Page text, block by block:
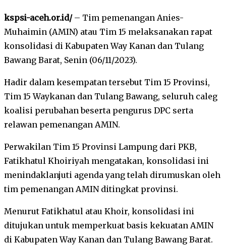
kspsi-aceh.or.id/– Tim pemenangan Anies-
Muhaimin (AMIN) atau Tim 15 melaksanakan rapat
konsolidasi di Kabupaten Way Kanan dan Tulang
Bawang Barat, Senin (06/11/2023).
Hadir dalam kesempatan tersebut Tim 15 Provinsi,
Tim 15 Waykanan dan Tulang Bawang, seluruh caleg
koalisi perubahan beserta pengurus DPC serta
relawan pemenangan AMIN.
Perwakilan Tim 15 Provinsi Lampung dari PKB,
Fatikhatul Khoiriyah mengatakan, konsolidasi ini
menindaklanjuti agenda yang telah dirumuskan oleh
tim pemenangan AMIN ditingkat provinsi.
Menurut Fatikhatul atau Khoir, konsolidasi ini
ditujukan untuk memperkuat basis kekuatan AMIN
di Kabupaten Way Kanan dan Tulang Bawang Barat.